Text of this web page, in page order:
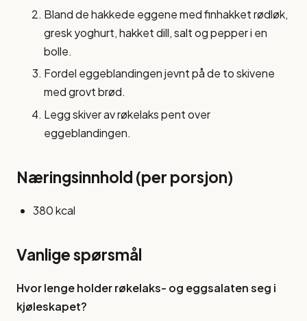
Bland de hakkede eggene med finhakket rødløk,
gresk yoghurt, hakket dill, salt og pepper i en
bolle.
Fordel eggeblandingen jevnt på de to skivene
med grovt brød.
Legg skiver av røkelaks pent over
eggeblandingen.
Næringsinnhold (per porsjon)
380 kcal
Vanlige spørsmål
Hvor lenge holder røkelaks- og eggsalaten seg i
kjøleskapet?